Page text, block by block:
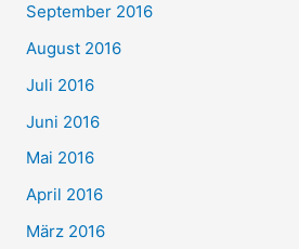
September 2016
August 2016
Juli 2016
Juni 2016
Mai 2016
April 2016
März 2016